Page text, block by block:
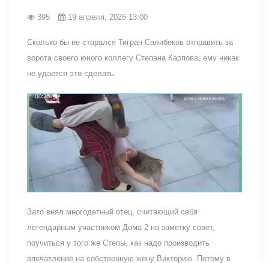
395 19 апреля, 2026 13:00
Сколько бы не старался Тигран Салибеков отправить за
ворота своего юного коллегу Степана Карпова, ему никак
не удается это сделать.
Зато внял многодетный отец, считающий себя
легендарным участником Дома 2 на заметку совет,
поучиться у того же Степы, как надо производить
впечатление на собственную жену Викторию. Потому в